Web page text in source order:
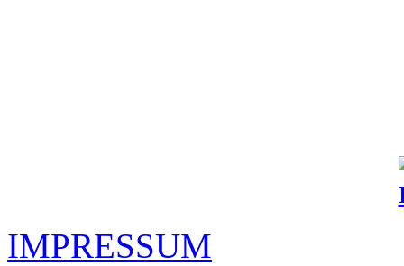
IMPRESSUM